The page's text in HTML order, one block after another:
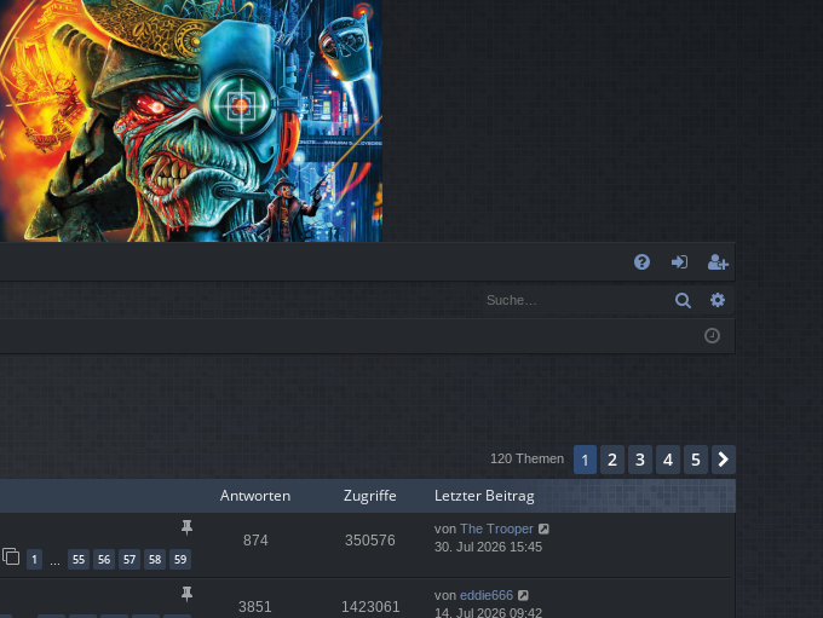
n
eg
ist
n
Suche
120 Themen 1 2 3 4 5
Antworten Zugriffe Letzter Beitrag
1 55 56 57 58 59
874 350576
von The Trooper
30. Jul 2026 15:45
3851 1423061
von eddie666
14. Jul 2026 09:42